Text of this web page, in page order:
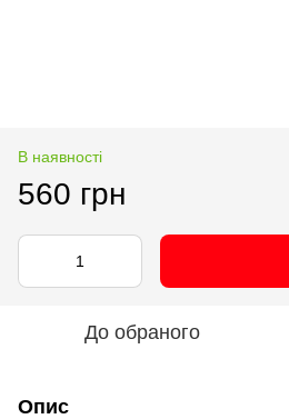
В наявності
560 грн
До обраного
Опис